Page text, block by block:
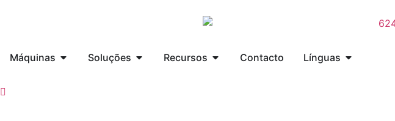
Máquinas Soluções Recursos Contacto Línguas